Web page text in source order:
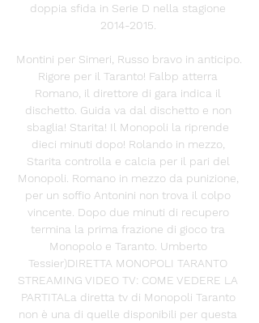
doppia sfida in Serie D nella stagione
2014-2015.
Montini per Simeri, Russo bravo in anticipo.
Rigore per il Taranto! Falbp atterra
Romano, il direttore di gara indica il
dischetto. Guida va dal dischetto e non
sbaglia! Starita! Il Monopoli la riprende
dieci minuti dopo! Rolando in mezzo,
Starita controlla e calcia per il pari del
Monopoli. Romano in mezzo da punizione,
per un soffio Antonini non trova il colpo
vincente. Dopo due minuti di recupero
termina la prima frazione di gioco tra
Monopolo e Taranto. Umberto
Tessier)DIRETTA MONOPOLI TARANTO
STREAMING VIDEO TV: COME VEDERE LA
PARTITALa diretta tv di Monopoli Taranto
non è una di quelle disponibili per questa